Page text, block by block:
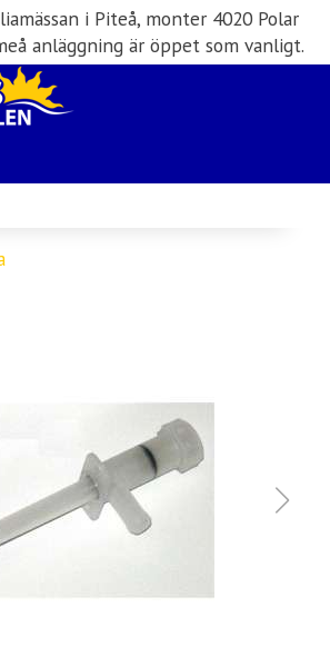
i Piteå, monter 4020 Polar
anläggning är öppet som vanligt.
Husbilsuthyrning
Verkstad